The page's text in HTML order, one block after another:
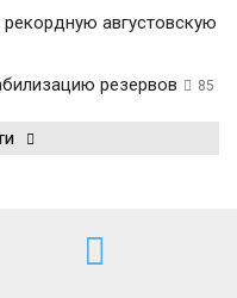
августовскую
резервов 85